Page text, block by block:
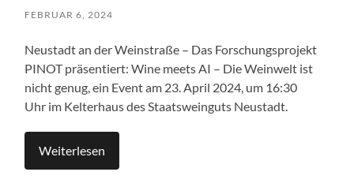
FEBRUAR 6, 2024
Neustadt an der Weinstraße – Das Forschungsprojekt
PINOT präsentiert: Wine meets AI – Die Weinwelt ist
nicht genug, ein Event am 23. April 2024, um 16:30
Uhr im Kelterhaus des Staatsweinguts Neustadt.
Weiterlesen